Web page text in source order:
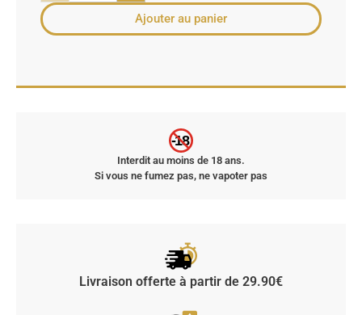
Ajouter au panier
-18
Interdit au moins de 18 ans.
Si vous ne fumez pas, ne vapoter pas
Livraison offerte à partir de 29.90€